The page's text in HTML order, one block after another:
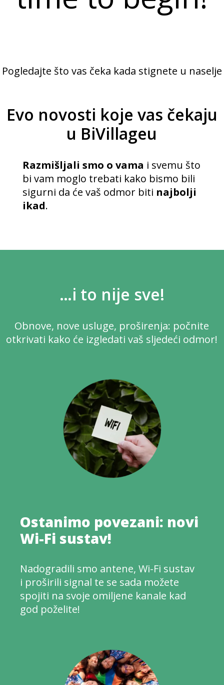
Pogledajte što vas čeka kada stignete u naselje
Evo novosti koje vas čekaju
u BiVillageu
Razmišljali smo o vama i svemu što
bi vam moglo trebati kako bismo bili
sigurni da će vaš odmor biti najbolji
ikad.
…i to nije sve!
Obnove, nove usluge, proširenja: počnite
otkrivati kako će izgledati vaš sljedeći odmor!
Ostanimo povezani: novi
Wi-Fi sustav!
Nadogradili smo antene, Wi-Fi sustav
i proširili signal te se sada možete
spojiti na svoje omiljene kanale kad
god poželite!